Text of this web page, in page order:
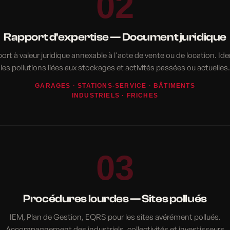
Rapport d'expertise — Document juridique
à valeur juridique annexable à l'acte de vente ou de location.
les pollutions liées aux stockages et activités passées ou actuelles.
GARAGES · STATIONS-SERVICE · BÂTIMENTS
INDUSTRIELS · FRICHES
03
Procédures lourdes — Sites pollués
IEM, Plan de Gestion, EQRS pour les sites avérément pollués.